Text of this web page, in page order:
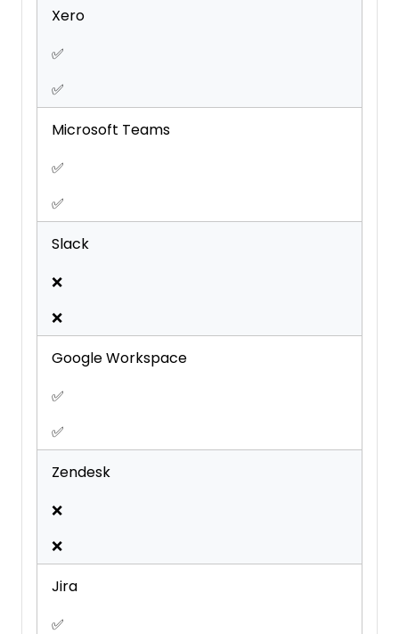
Xero
✅
✅
Microsoft Teams
✅
✅
Slack
❌
❌
Google Workspace
✅
✅
Zendesk
❌
❌
Jira
✅